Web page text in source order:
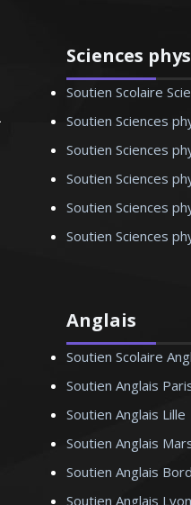
Sciences
Soutien Scolaire
Soutien Sciences
Soutien Sciences
Soutien Sciences
Soutien Sciences
Soutien Sciences
Anglais
Soutien Scolaire
Soutien Anglais
Soutien Anglais Lille
Soutien Anglais
Soutien Anglais
Soutien Anglais Lyon